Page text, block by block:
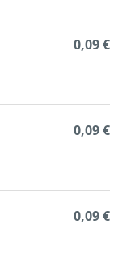
0,09 €
0,09 €
0,09 €